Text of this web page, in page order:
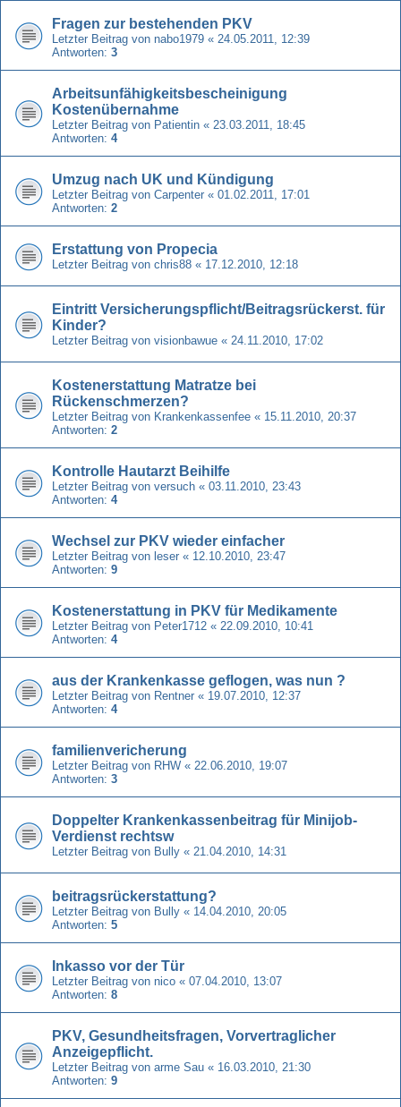
Fragen zur bestehenden PKV
Letzter Beitrag von nabo1979 « 24.05.2011, 12:39
Antworten: 3
Arbeitsunfähigkeitsbescheinigung
Kostenübernahme
Letzter Beitrag von Patientin « 23.03.2011, 18:45
Antworten: 4
Umzug nach UK und Kündigung
Letzter Beitrag von Carpenter « 01.02.2011, 17:01
Antworten: 2
Erstattung von Propecia
Letzter Beitrag von chris88 « 17.12.2010, 12:18
Eintritt Versicherungspflicht/Beitragsrückerst. für
Kinder?
Letzter Beitrag von visionbawue « 24.11.2010, 17:02
Kostenerstattung Matratze bei
Rückenschmerzen?
Letzter Beitrag von Krankenkassenfee « 15.11.2010, 20:37
Antworten: 2
Kontrolle Hautarzt Beihilfe
Letzter Beitrag von versuch « 03.11.2010, 23:43
Antworten: 4
Wechsel zur PKV wieder einfacher
Letzter Beitrag von leser « 12.10.2010, 23:47
Antworten: 9
Kostenerstattung in PKV für Medikamente
Letzter Beitrag von Peter1712 « 22.09.2010, 10:41
Antworten: 4
aus der Krankenkasse geflogen, was nun ?
Letzter Beitrag von Rentner « 19.07.2010, 12:37
Antworten: 4
familienvericherung
Letzter Beitrag von RHW « 22.06.2010, 19:07
Antworten: 3
Doppelter Krankenkassenbeitrag für Minijob-
Verdienst rechtsw
Letzter Beitrag von Bully « 21.04.2010, 14:31
beitragsrückerstattung?
Letzter Beitrag von Bully « 14.04.2010, 20:05
Antworten: 5
Inkasso vor der Tür
Letzter Beitrag von nico « 07.04.2010, 13:07
Antworten: 8
PKV, Gesundheitsfragen, Vorvertraglicher
Anzeigepflicht.
Letzter Beitrag von arme Sau « 16.03.2010, 21:30
Antworten: 9